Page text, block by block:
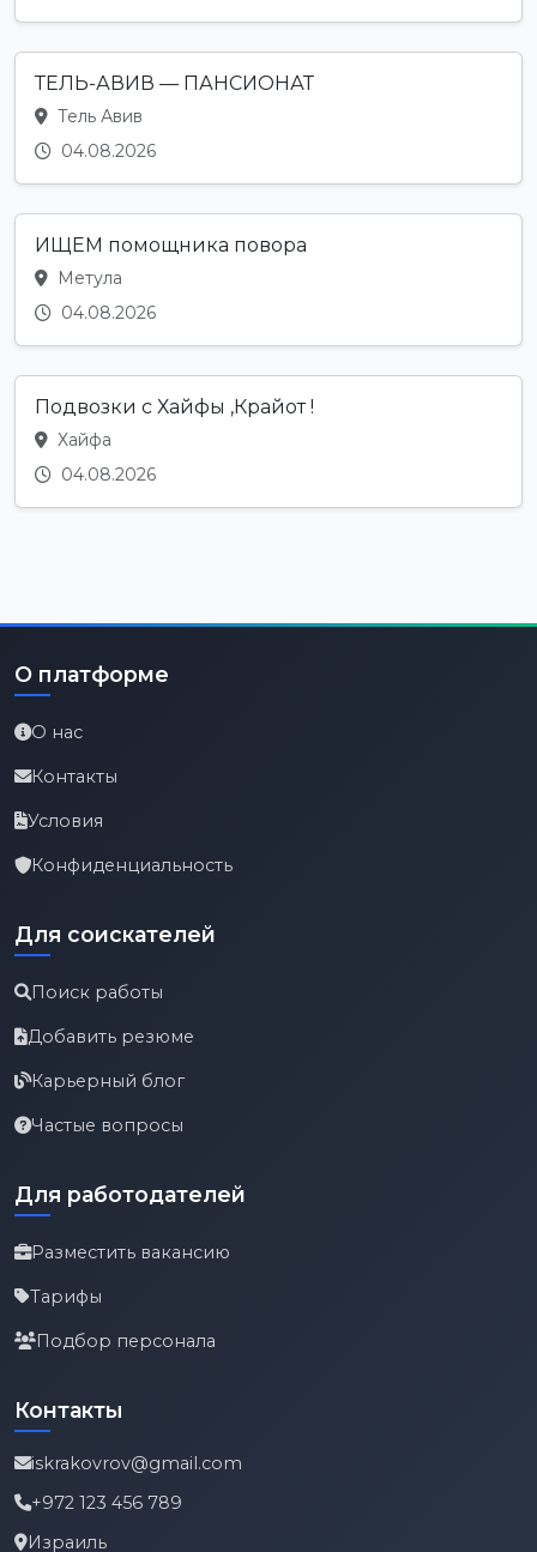
ТЕЛЬ-АВИВ — ПАНСИОНАТ
Тель Авив
04.08.2026
ИЩЕМ помощника повора
Метула
04.08.2026
Подвозки с Хайфы ,Крайот !
Хайфа
04.08.2026
О платформе
О нас
Контакты
Условия
Конфиденциальность
Для соискателей
Поиск работы
Добавить резюме
Карьерный блог
Частые вопросы
Для работодателей
Разместить вакансию
Тарифы
Подбор персонала
Контакты
iskrakovrov@gmail.com
+972 123 456 789
Израиль